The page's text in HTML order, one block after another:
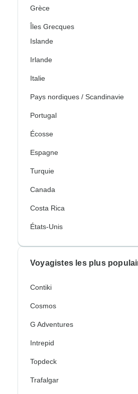
Grèce
Îles Grecques
Islande
Irlande
Italie
Pays nordiques / Scandinavie
Portugal
Écosse
Espagne
Turquie
Canada
Costa Rica
États-Unis
Voyagistes les plus
Contiki
Cosmos
G Adventures
Intrepid
Topdeck
Trafalgar